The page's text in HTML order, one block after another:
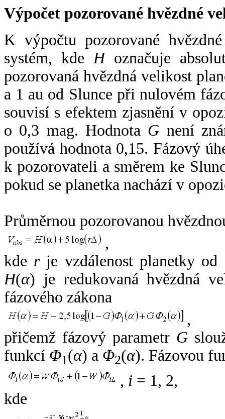
Výpočet pozorované hvězdné
K výpočtu pozorované
systém, kde Hoznačuje
pozorovaná hvězdná velikost
a 1 au od Slunce při nulovém
souvisí s efektem zjasnění v
o 0,3 mag. Hodnota G není
používá hodnota 0,15. Fázový
k pozorovateli a směrem ke
pokud se planetka nachází v
Průměrnou pozorovanou
,
kde rje vzdálenost planetky od
H(α) je redukovaná hvězdná
fázového zákona
,
přičemž fázový parametr G
funkcí Φ1(α) a Φ2(α). Fázovou
, i = 1, 2,
kde